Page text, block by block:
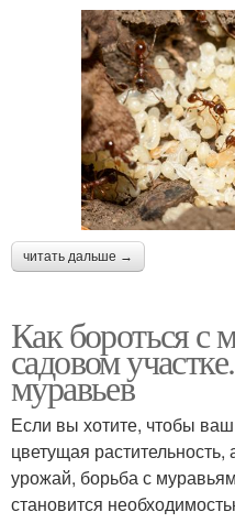
читать дальше →
Как бороться с
садовом
муравьев
Если вы хотите, чтобы
цветущая
урожай, борьба с
становится